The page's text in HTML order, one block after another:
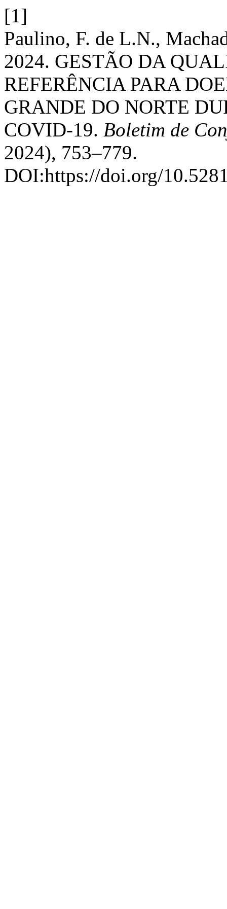
[1]
Paulino, F. de L.N.,
2024. GESTÃO DA
REFERÊNCIA PARA
GRANDE DO NORTE
COVID-19. Boletim de
2024), 753–779.
DOI:https://doi.org/